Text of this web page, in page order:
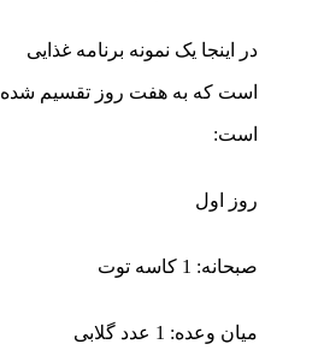
در اینجا یک نمونه برنامه غذایی
است که به هفت روز تقسیم شده
است:
روز اول
صبحانه: 1 کاسه توت
میان وعده: 1 عدد گلابی